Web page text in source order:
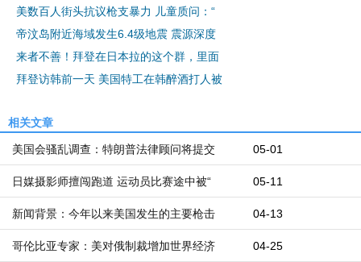
美数百人街头抗议枪支暴力 儿童质问：“
帝汶岛附近海域发生6.4级地震 震源深度
来者不善！拜登在日本拉的这个群，里面
拜登访韩前一天 美国特工在韩醉酒打人被
相关文章
05-01
美国会骚乱调查：特朗普法律顾问将提交
05-11
日媒摄影师擅闯跑道 运动员比赛途中被“
04-13
新闻背景：今年以来美国发生的主要枪击
04-25
哥伦比亚专家：美对俄制裁增加世界经济